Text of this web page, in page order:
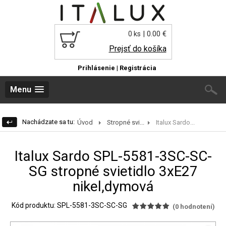
0 ks | 0.00 €
Prejsť do košíka
Prihlásenie | Registrácia
Menu
Nachádzate sa tu: Úvod Stropné svi... Italux Sardo...
Italux Sardo SPL-5581-3SC-SC-
SG stropné svietidlo 3xE27
nikel,dymová
Kód produktu: SPL-5581-3SC-SC-SG (0hodnotení)